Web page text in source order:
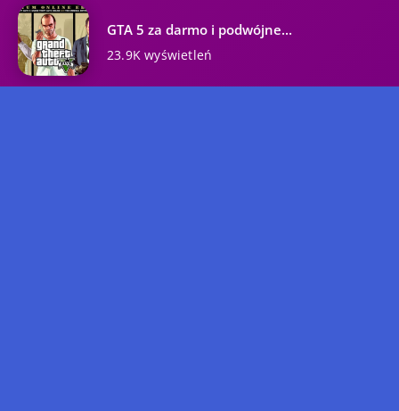
GTA 5 za darmo i podwójne...
23.9K wyświetleń